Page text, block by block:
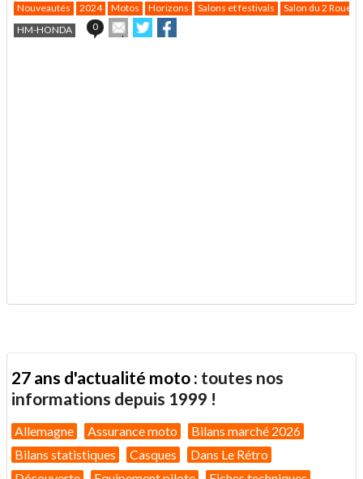
Nouveautés 2024 Motos Horizons Salons et festivals
Salon du 2 Roues
HM-HONDA
0
Envoyer
cet
Partager
sur sur
27 ans d'actualité moto : toutes nos
informations depuis 1999 !
Allemagne Assurance moto
Bilans marché 2026
Bilans statistiques
Casques
Dans Le Rétro